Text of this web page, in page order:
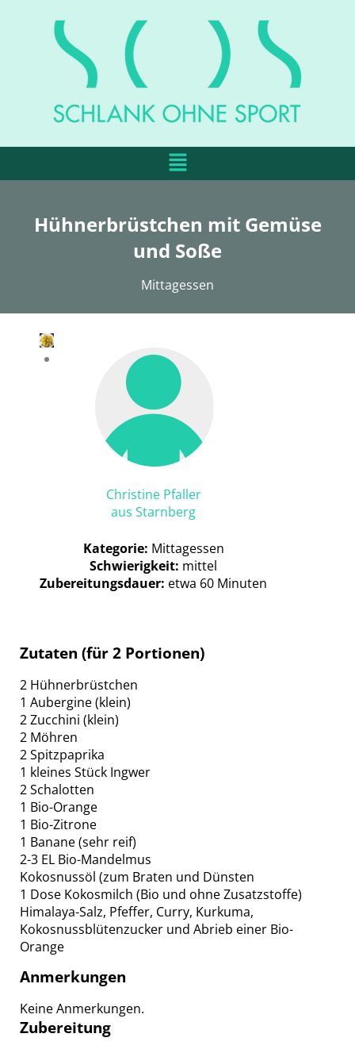
Hühnerbrüstchen mit Gemüse
und Soße
Mittagessen
Christine Pfaller
aus Starnberg
Kategorie: Mittagessen
Schwierigkeit: mittel
Zubereitungsdauer: etwa 60 Minuten
Zutaten (für 2 Portionen)
2 Hühnerbrüstchen
1 Aubergine (klein)
2 Zucchini (klein)
2 Möhren
2 Spitzpaprika
1 kleines Stück Ingwer
2 Schalotten
1 Bio-Orange
1 Bio-Zitrone
1 Banane (sehr reif)
2-3 EL Bio-Mandelmus
Kokosnussöl (zum Braten und Dünsten
1 Dose Kokosmilch (Bio und ohne Zusatzstoffe)
Himalaya-Salz, Pfeffer, Curry, Kurkuma,
Kokosnussblütenzucker und Abrieb einer Bio-
Orange
Anmerkungen
Keine Anmerkungen.
Zubereitung